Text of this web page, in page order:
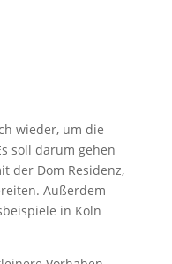
wieder, um die
soll darum gehen
der Dom Residenz,
Außerdem
in Köln